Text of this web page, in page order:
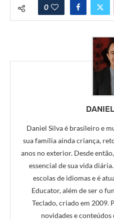
0
Daniel Silva é brasileiro e
sua família ainda criança,
anos no exterior. Desde
essencial de sua vida
escolas de idiomas e é
Educator, além de ser o
Teclado, criado em 2009.
novidades e